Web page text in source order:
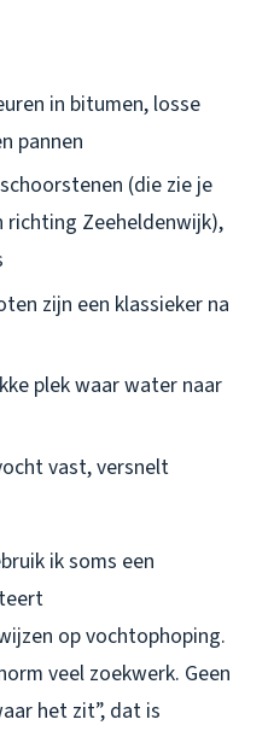
in bitumen, losse
pannen
(die zie je
richting Zeeheldenwijk),
zijn een klassieker na
plek waar water naar
vast, versnelt
ik soms een
op vochtophoping.
veel zoekwerk. Geen
het zit”, dat is